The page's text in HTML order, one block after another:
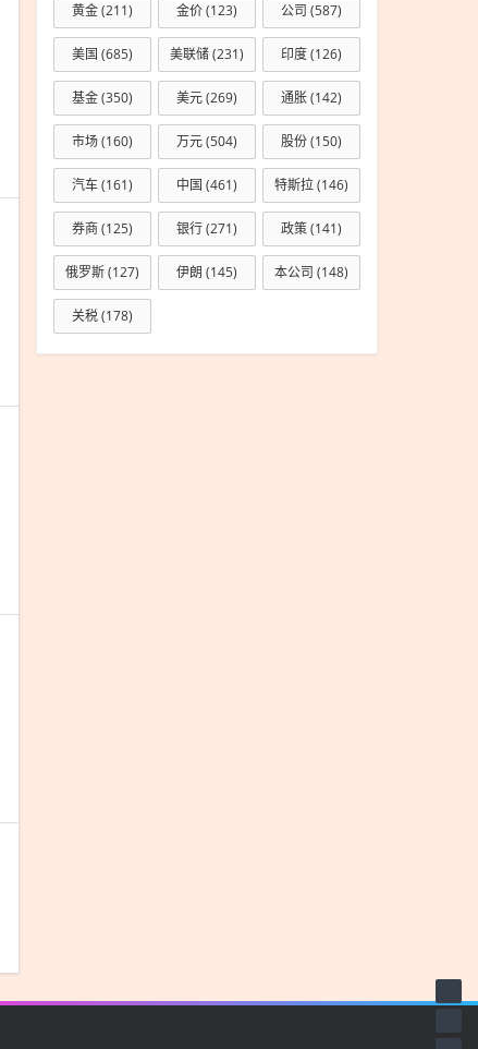
黄金(211) 金价(123) 公司 (587)
美国 (685) 美联储(231) 印度(126)
基金(350) 美元(269) 通胀(142)
市场(160) 万元(504) 股份(150)
汽车(161) 中国 (461) 特斯拉(146)
券商(125) 银行(271) 政策(141)
俄罗斯(127) 伊朗 (145) 本公司 (148)
关税(178)